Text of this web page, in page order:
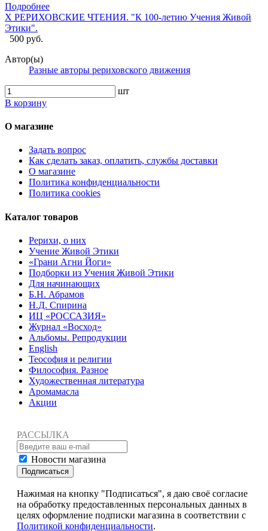
Подробнее
X РЕРИХОВСКИЕ ЧТЕНИЯ. "К 100-летию Учения Живой
Этики".
500 руб.
Автор(ы)
Разные авторы рериховского движения
шт
В корзину
О магазине
Задать вопрос
Как сделать заказ, оплатить, службы доставки
О магазине
Политика конфиденциальности
Политика cookies
Каталог товаров
Рерихи, о них
Учение Живой Этики
«Грани Агни Йоги»
Подборки из Учения Живой Этики
Для начинающих
Б.Н. Абрамов
Н.Д. Спирина
ИЦ «РОССАЗИЯ»
Журнал «Восход»
Альбомы. Репродукции
English
Теософия и религии
Философия. Разное
Художественная литература
Аромамасла
Акции
РАССЫЛКА
Новости магазина
Подписаться
Нажимая на кнопку "Подписаться", я даю своё согласие
на обработку предоставленных персональных данных в
целях оформление подписки магазина в соответствии с
Политикой конфиденциальности.